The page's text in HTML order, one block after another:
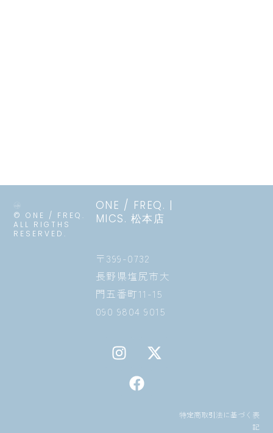
© ONE / FREQ.
ALL RIGTHS
RESERVED.
ONE / FREQ. |
MICS. 松本店
〒399-0732
長野県塩尻市大
門五番町11-15
090 9804 9015
I
n
X
-
c
e
特定商取引法に基づく表
記